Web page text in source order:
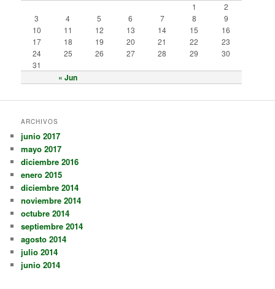
« Jun
1
2
3
4 5 6 7 8
9
10
11 12 13 14 15
16
17
18 19 20 21 22
23
24
25 26 27 28 29
30
31
ARCHIVOS
junio 2017
mayo 2017
diciembre 2016
enero 2015
diciembre 2014
noviembre 2014
octubre 2014
septiembre 2014
agosto 2014
julio 2014
junio 2014